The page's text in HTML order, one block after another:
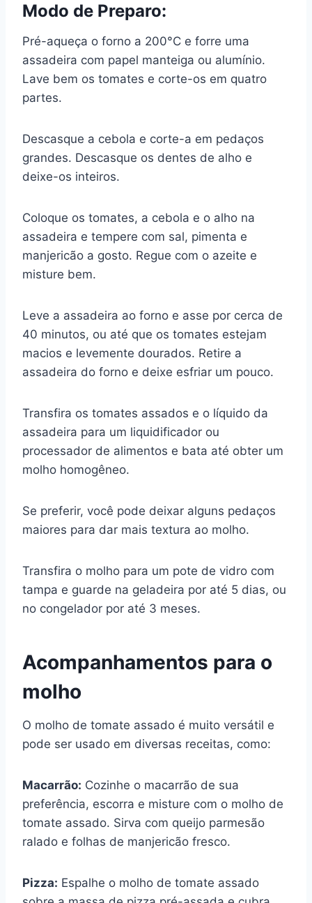
Modo de Preparo:
Pré-aqueça o forno a 200°C e forre uma
assadeira com papel manteiga ou alumínio.
Lave bem os tomates e corte-os em quatro
partes.
Descasque a cebola e corte-a em pedaços
grandes. Descasque os dentes de alho e
deixe-os inteiros.
Coloque os tomates, a cebola e o alho na
assadeira e tempere com sal, pimenta e
manjericão a gosto. Regue com o azeite e
misture bem.
Leve a assadeira ao forno e asse por cerca de
40 minutos, ou até que os tomates estejam
macios e levemente dourados. Retire a
assadeira do forno e deixe esfriar um pouco.
Transfira os tomates assados e o líquido da
assadeira para um liquidificador ou
processador de alimentos e bata até obter um
molho homogêneo.
Se preferir, você pode deixar alguns pedaços
maiores para dar mais textura ao molho.
Transfira o molho para um pote de vidro com
tampa e guarde na geladeira por até 5 dias, ou
no congelador por até 3 meses.
Acompanhamentos para o
molho
O molho de tomate assado é muito versátil e
pode ser usado em diversas receitas, como:
Macarrão: Cozinhe o macarrão de sua
preferência, escorra e misture com o molho de
tomate assado. Sirva com queijo parmesão
ralado e folhas de manjericão fresco.
Pizza: Espalhe o molho de tomate assado